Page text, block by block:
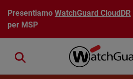
Salta al contenuto principale
PresentiamoWatchGuard CloudDR
per MSP
Close search